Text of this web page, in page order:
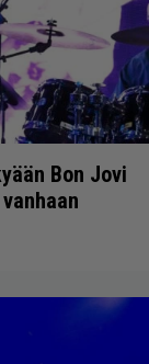
Bon Jovi